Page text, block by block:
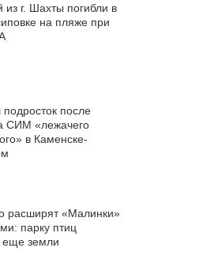
из г. Шахты погибли в
на пляже при
после
СИМ «лежачего
в Каменске-
расширят «Малинки»
парку птиц
еще земли